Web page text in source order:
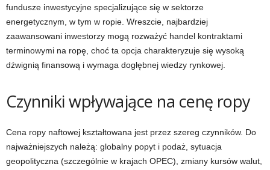
fundusze inwestycyjne specjalizujące się w sektorze
energetycznym, w tym w ropie. Wreszcie, najbardziej
zaawansowani inwestorzy mogą rozważyć handel kontraktami
terminowymi na ropę, choć ta opcja charakteryzuje się wysoką
dźwignią finansową i wymaga dogłębnej wiedzy rynkowej.
Czynniki wpływające na cenę ropy
Cena ropy naftowej kształtowana jest przez szereg czynników. Do
najważniejszych należą: globalny popyt i podaż, sytuacja
geopolityczna (szczególnie w krajach OPEC), zmiany kursów walut,